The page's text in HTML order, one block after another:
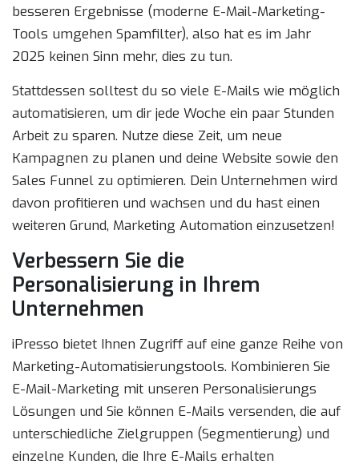
besseren Ergebnisse (moderne E-Mail-Marketing-
Tools umgehen Spamfilter), also hat es im Jahr
2025 keinen Sinn mehr, dies zu tun.
Stattdessen solltest du so viele E-Mails wie möglich
automatisieren, um dir jede Woche ein paar Stunden
Arbeit zu sparen. Nutze diese Zeit, um neue
Kampagnen zu planen und deine Website sowie den
Sales Funnel zu optimieren. Dein Unternehmen wird
davon profitieren und wachsen und du hast einen
weiteren Grund, Marketing Automation einzusetzen!
Verbessern Sie die
Personalisierung in Ihrem
Unternehmen
iPresso bietet Ihnen Zugriff auf eine ganze Reihe von
Marketing-Automatisierungstools. Kombinieren Sie
E-Mail-Marketing mit unseren Personalisierungs
Lösungen und Sie können E-Mails versenden, die auf
unterschiedliche Zielgruppen (Segmentierung) und
einzelne Kunden, die Ihre E-Mails erhalten